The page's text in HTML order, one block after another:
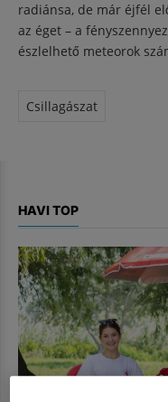
radiánsa, de már éjfél
az éget – a
észlelhető meteorok
Csillagászat
HAVI TOP